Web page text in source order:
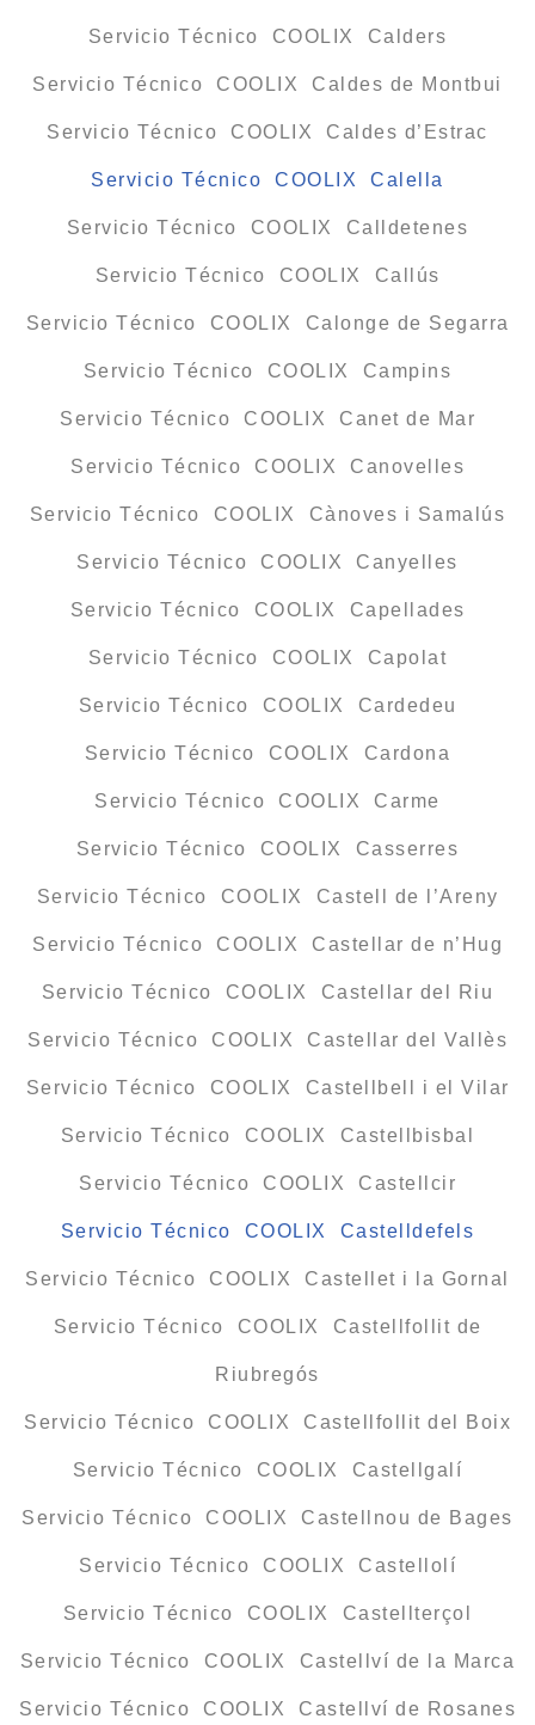
Servicio Técnico COOLIX Calders
Servicio Técnico COOLIX Caldes de Montbui
Servicio Técnico COOLIX Caldes d’Estrac
Servicio Técnico COOLIX Calella
Servicio Técnico COOLIX Calldetenes
Servicio Técnico COOLIX Callús
Servicio Técnico COOLIX Calonge de Segarra
Servicio Técnico COOLIX Campins
Servicio Técnico COOLIX Canet de Mar
Servicio Técnico COOLIX Canovelles
Servicio Técnico COOLIX Cànoves i Samalús
Servicio Técnico COOLIX Canyelles
Servicio Técnico COOLIX Capellades
Servicio Técnico COOLIX Capolat
Servicio Técnico COOLIX Cardedeu
Servicio Técnico COOLIX Cardona
Servicio Técnico COOLIX Carme
Servicio Técnico COOLIX Casserres
Servicio Técnico COOLIX Castell de l’Areny
Servicio Técnico COOLIX Castellar de n’Hug
Servicio Técnico COOLIX Castellar del Riu
Servicio Técnico COOLIX Castellar del Vallès
Servicio Técnico COOLIX Castellbell i el Vilar
Servicio Técnico COOLIX Castellbisbal
Servicio Técnico COOLIX Castellcir
Servicio Técnico COOLIX Castelldefels
Servicio Técnico COOLIX Castellet i la Gornal
Servicio Técnico COOLIX Castellfollit de
Riubregós
Servicio Técnico COOLIX Castellfollit del Boix
Servicio Técnico COOLIX Castellgalí
Servicio Técnico COOLIX Castellnou de Bages
Servicio Técnico COOLIX Castellolí
Servicio Técnico COOLIX Castellterçol
Servicio Técnico COOLIX Castellví de la Marca
Servicio Técnico COOLIX Castellví de Rosanes